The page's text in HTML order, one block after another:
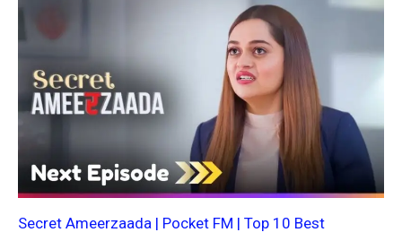
Secret Ameerzaada | Pocket FM | Top 10 Best